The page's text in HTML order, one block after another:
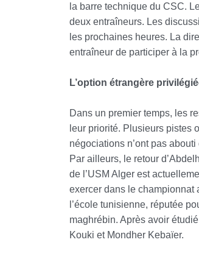
la barre technique du CSC.
deux entraîneurs. Les
les prochaines heures. La
entraîneur de participer à la
L’option étrangère
Dans un premier temps, les
leur priorité. Plusieurs pistes
négociations n’ont pas
Par ailleurs, le retour
de l’USM Alger est
exercer dans le championnat
l’école tunisienne, réputée
maghrébin. Après avoir
Kouki et Mondher Kebaïer.